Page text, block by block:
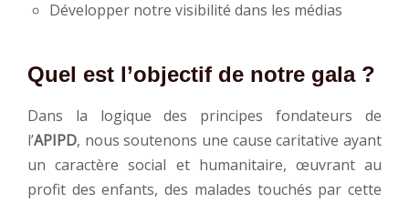
Développer notre visibilité dans les médias
Quel est l’objectif de notre gala ?
Dans la logique des principes fondateurs de
l’APIPD, nous soutenons une cause caritative ayant
un caractère social et humanitaire, œuvrant au
profit des enfants, des malades touchés par cette